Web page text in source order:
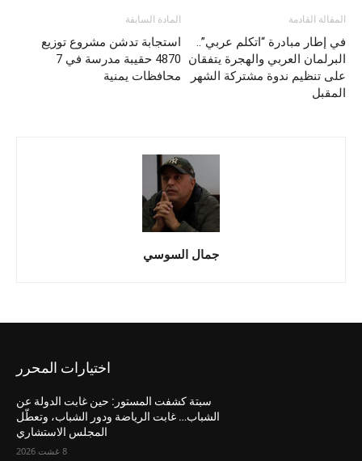
المادة السابقة
استجابة تدشن مشروع توزيع
4870 حقيبة مدرسة في 7
محافظات يمنية
المقالة القادمة
في إطار مبادرة “اتكلم عربي”..
البرلمان العربي والهجرة يتفقان
على تنظيم ندوة مشتركة الشهر
المقبل
جمال السوسي
اختيارات المحرر
سبتة كشفت المستور: حين غابت الدولة عن
الشباب… غابت الرياضة ودور الشباب، وتعطّل
المجلس الاستشاري
8 غشت 2026